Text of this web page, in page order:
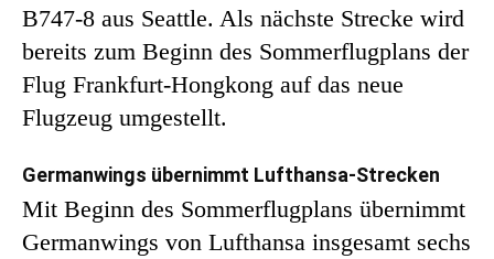
B747-8 aus Seattle. Als nächste Strecke wird
bereits zum Beginn des Sommerflugplans der
Flug Frankfurt-Hongkong auf das neue
Flugzeug umgestellt.
Germanwings übernimmt Lufthansa-Strecken
Mit Beginn des Sommerflugplans übernimmt
Germanwings von Lufthansa insgesamt sechs